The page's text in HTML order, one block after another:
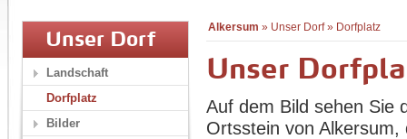
Alkersum » Unser Dorf» Dorfplatz
Unser
Auf dem Bild sehen Sie
Ortsstein von Alkersum,
Unser Dorf
Landschaft
Dorfplatz
Bilder